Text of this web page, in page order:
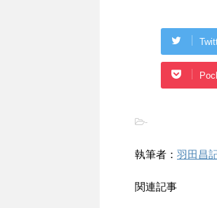
-
執筆者： 羽田昌
関連記事